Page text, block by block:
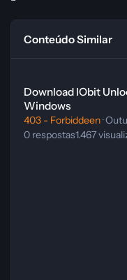
Conteúdo Similar
Download IObit
Windows
403 - Forbiddeen·
0 respostas1.467